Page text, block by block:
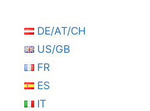
DE/AT/CH
US/GB
FR
ES
IT